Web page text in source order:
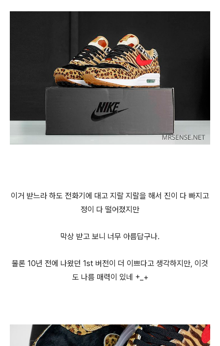
이거 받느라 하도 전화기에 대고 지랄 지랄을 해서 진이 다 빠지고
정이 다 떨어졌지만
막상 받고 보니 너무 아름답구나.
물론 10년 전에 나왔던 1st 버전이 더 이쁘다고 생각하지만, 이것
도 나름 매력이 있네 +_+